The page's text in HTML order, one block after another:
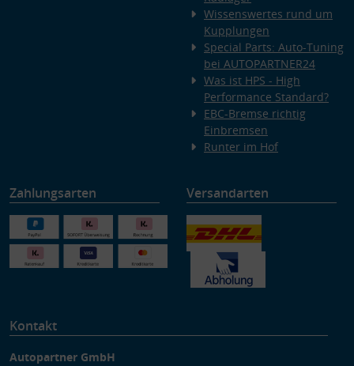
Wissenswertes rund um
Kupplungen
Special Parts: Auto-Tuning
bei AUTOPARTNER24
Was ist HPS - High
Performance Standard?
EBC-Bremse richtig
Einbremsen
Runter im Hof
Zahlungsarten Versandarten
Kontakt
Autopartner GmbH